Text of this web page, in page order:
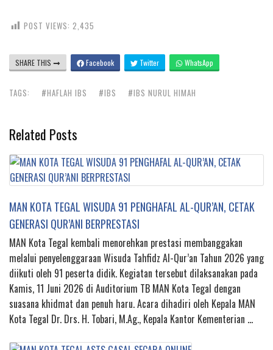
POST VIEWS: 2,435
SHARE THIS Facebook Twitter WhatsApp
TAGS: #HAFLAH IBS #IBS #IBS NURUL HIMAH
Related Posts
MAN KOTA TEGAL WISUDA 91 PENGHAFAL AL-QUR’AN, CETAK
GENERASI QUR’ANI BERPRESTASI
MAN Kota Tegal kembali menorehkan prestasi membanggakan
melalui penyelenggaraan Wisuda Tahfidz Al-Qur’an Tahun 2026 yang
diikuti oleh 91 peserta didik. Kegiatan tersebut dilaksanakan pada
Kamis, 11 Juni 2026 di Auditorium TB MAN Kota Tegal dengan
suasana khidmat dan penuh haru. Acara dihadiri oleh Kepala MAN
Kota Tegal Dr. Drs. H. Tobari, M.Ag., Kepala Kantor Kementerian …